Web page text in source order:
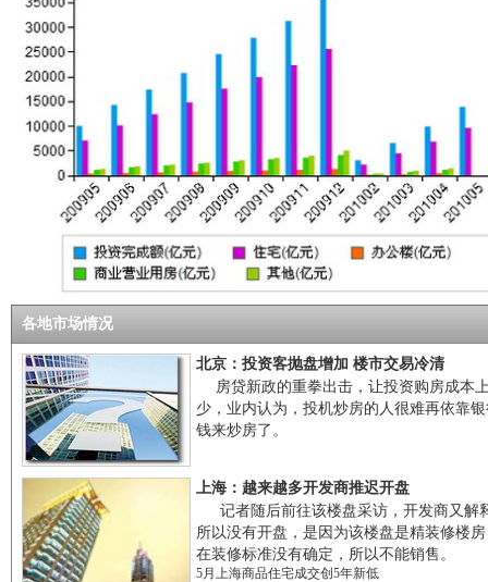
各地市场情况
北京：投资客抛盘增加 楼市交易冷清
房贷新政的重拳出击，让投资购房成本
少，业内认为，投机炒房的人很难再依靠
钱来炒房了。
上海：越来越多开发商推迟开盘
记者随后前往该楼盘采访，开发商又解
所以没有开盘，是因为该楼盘是精装修楼
在装修标准没有确定，所以不能销售。
5月上海商品住宅成交创5年新低